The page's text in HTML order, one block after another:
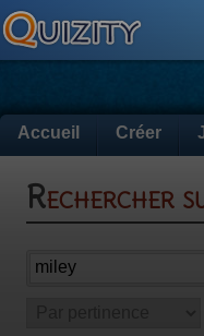
Accueil Créer
Rechercher